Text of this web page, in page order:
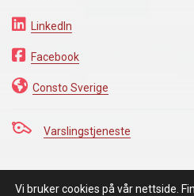
LinkedIn
Facebook
Consto Sverige
Varslingstjeneste
Vi bruker cookies på vår nettside.